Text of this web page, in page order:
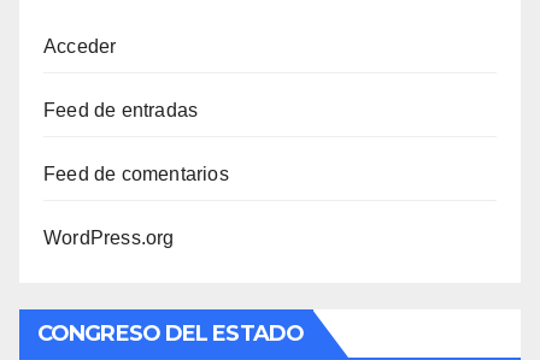
Acceder
Feed de entradas
Feed de comentarios
WordPress.org
CONGRESO DEL ESTADO